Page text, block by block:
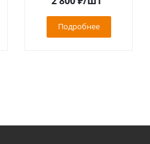
Подробнее